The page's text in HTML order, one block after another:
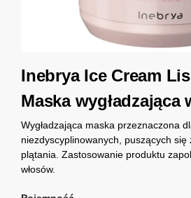
Inebrya Ice Cream
Maska wygładzająca
Wygładzająca maska przeznaczona
niezdyscyplinowanych, puszących się
plątania. Zastosowanie produktu
włosów.